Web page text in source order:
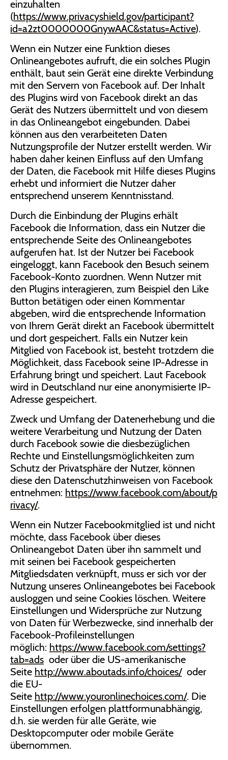
einzuhalten
(https://www.privacyshield.gov/participant?
id=a2zt0000000GnywAAC&status=Active).
Wenn ein Nutzer eine Funktion dieses
Onlineangebotes aufruft, die ein solches Plugin
enthält, baut sein Gerät eine direkte Verbindung
mit den Servern von Facebook auf. Der Inhalt
des Plugins wird von Facebook direkt an das
Gerät des Nutzers übermittelt und von diesem
in das Onlineangebot eingebunden. Dabei
können aus den verarbeiteten Daten
Nutzungsprofile der Nutzer erstellt werden. Wir
haben daher keinen Einfluss auf den Umfang
der Daten, die Facebook mit Hilfe dieses Plugins
erhebt und informiert die Nutzer daher
entsprechend unserem Kenntnisstand.
Durch die Einbindung der Plugins erhält
Facebook die Information, dass ein Nutzer die
entsprechende Seite des Onlineangebotes
aufgerufen hat. Ist der Nutzer bei Facebook
eingeloggt, kann Facebook den Besuch seinem
Facebook-Konto zuordnen. Wenn Nutzer mit
den Plugins interagieren, zum Beispiel den Like
Button betätigen oder einen Kommentar
abgeben, wird die entsprechende Information
von Ihrem Gerät direkt an Facebook übermittelt
und dort gespeichert. Falls ein Nutzer kein
Mitglied von Facebook ist, besteht trotzdem die
Möglichkeit, dass Facebook seine IP-Adresse in
Erfahrung bringt und speichert. Laut Facebook
wird in Deutschland nur eine anonymisierte IP-
Adresse gespeichert.
Zweck und Umfang der Datenerhebung und die
weitere Verarbeitung und Nutzung der Daten
durch Facebook sowie die diesbezüglichen
Rechte und Einstellungsmöglichkeiten zum
Schutz der Privatsphäre der Nutzer, können
diese den Datenschutzhinweisen von Facebook
entnehmen: https://www.facebook.com/about/p
rivacy/.
Wenn ein Nutzer Facebookmitglied ist und nicht
möchte, dass Facebook über dieses
Onlineangebot Daten über ihn sammelt und
mit seinen bei Facebook gespeicherten
Mitgliedsdaten verknüpft, muss er sich vor der
Nutzung unseres Onlineangebotes bei Facebook
ausloggen und seine Cookies löschen. Weitere
Einstellungen und Widersprüche zur Nutzung
von Daten für Werbezwecke, sind innerhalb der
Facebook-Profileinstellungen
möglich: https://www.facebook.com/settings?
tab=ads oder über die US-amerikanische
Seite http://www.aboutads.info/choices/oder
die EU-
Seite http://www.youronlinechoices.com/. Die
Einstellungen erfolgen plattformunabhängig,
d.h. sie werden für alle Geräte, wie
Desktopcomputer oder mobile Geräte
übernommen.